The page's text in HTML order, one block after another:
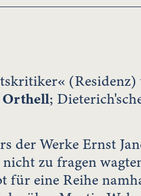
Orthell;
der Werke Ernst
zu fragen
für eine Reihe